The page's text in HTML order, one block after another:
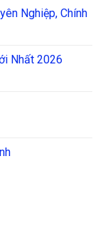
Nghiệp, Chính
Nhất 2026